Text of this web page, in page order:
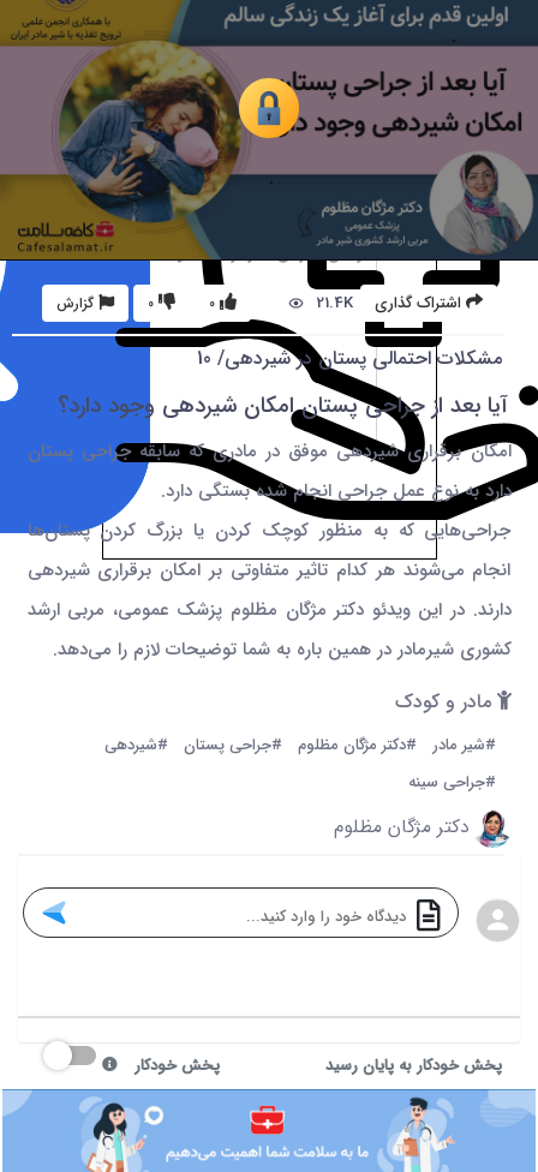
اشتراک گذاری 21.4K گزارش 0 0
مشکلات احتمالی پستان در شیردهی/ 10
آیا بعد از جراحی پستان امکان شیردهی وجود دارد؟
امکان برقراری شیردهی موفق در مادری که سابقه جراحی پستان
دارد به نوع عمل جراحی انجام شده بستگی دارد.
جراحی‌هایی که به منظور کوچک کردن یا بزرگ کردن پستان‌ها
انجام می‌شوند هر کدام تاثیر متفاوتی بر امکان برقراری شیردهی
دارند. در این ویدئو دکتر مژگان مظلوم پزشک عمومی، مربی ارشد
کشوری شیرمادر در همین باره به شما توضیحات لازم را می‌دهد.
مادر و کودک
#شیر مادر #دکتر مژگان مظلوم #جراحی پستان
#شیردهی
#جراحی سینه
دکتر مژگان مظلوم
پخش خودکار به پایان رسید پخش خودکار